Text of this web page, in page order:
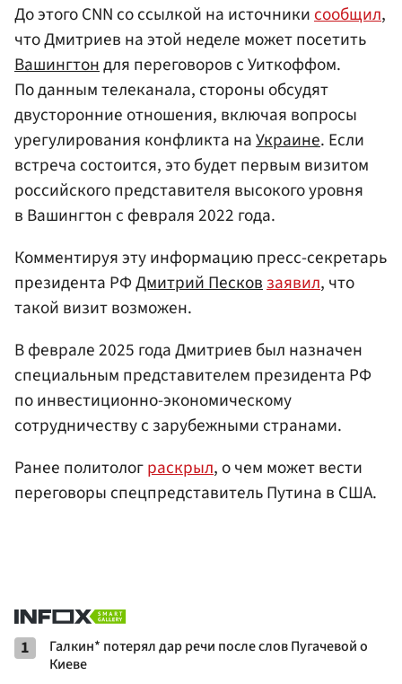
До этого CNN со ссылкой на источники сообщил,
что Дмитриев на этой неделе может посетить
Вашингтондля переговоров с Уиткоффом.
По данным телеканала, стороны обсудят
двусторонние отношения, включая вопросы
урегулирования конфликта наУкраине. Если
встреча состоится, это будет первым визитом
российского представителя высокого уровня
в Вашингтон с февраля 2022 года.
Комментируя эту информацию пресс-секретарь
президента РФДмитрий Песковзаявил, что
такой визит возможен.
В феврале 2025 года Дмитриев был назначен
специальным представителем президента РФ
по инвестиционно-экономическому
сотрудничеству с зарубежными странами.
Ранее политолограскрыл, о чем может вести
переговоры спецпредставитель Путина в США.
1
Галкин* потерял дар речи после слов Пугачевой о
Киеве